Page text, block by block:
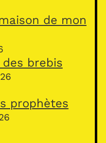
de mon
brebis
prophètes